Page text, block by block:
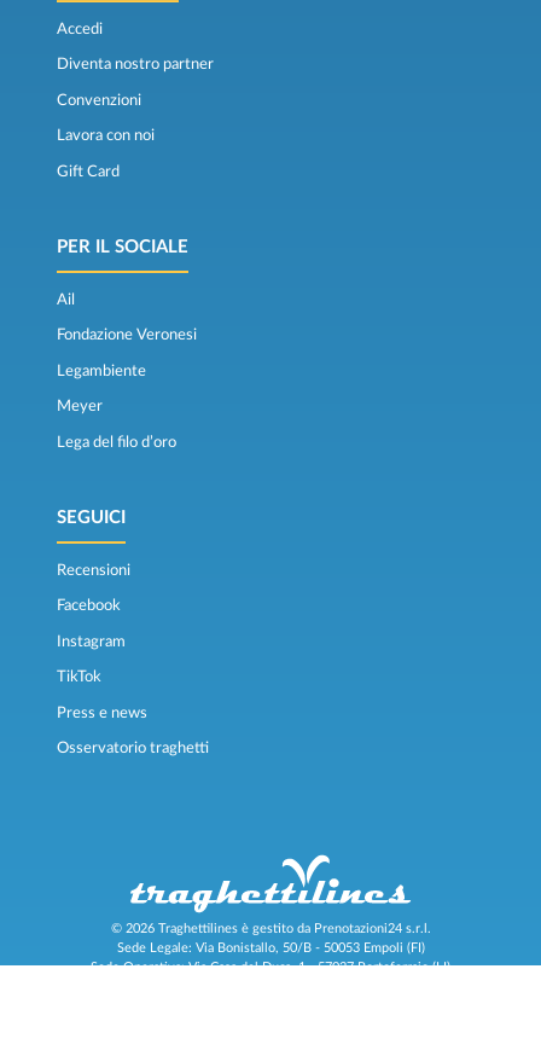
Accedi
Diventa nostro partner
Convenzioni
Lavora con noi
Gift Card
PER IL SOCIALE
Ail
Fondazione Veronesi
Legambiente
Meyer
Lega del filo d’oro
SEGUICI
Recensioni
Facebook
Instagram
TikTok
Press e news
Osservatorio traghetti
© 2026 Traghettilines è gestito da Prenotazioni24 s.r.l.
Sede Legale: Via Bonistallo, 50/B - 50053 Empoli (FI)
Sede Operativa: Via Casa del Duca, 1 - 57037 Portoferraio (LI)